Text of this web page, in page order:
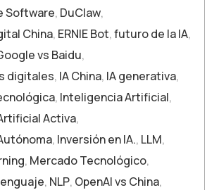
Software, DuClaw,
China, ERNIE Bot,futuro de la IA,
vs Baidu,
digitales, IA China, IA generativa,
, Inteligencia Artificial,
Activa,
, Inversión en IA., LLM,
, Mercado Tecnológico,
, NLP, OpenAI vs China,